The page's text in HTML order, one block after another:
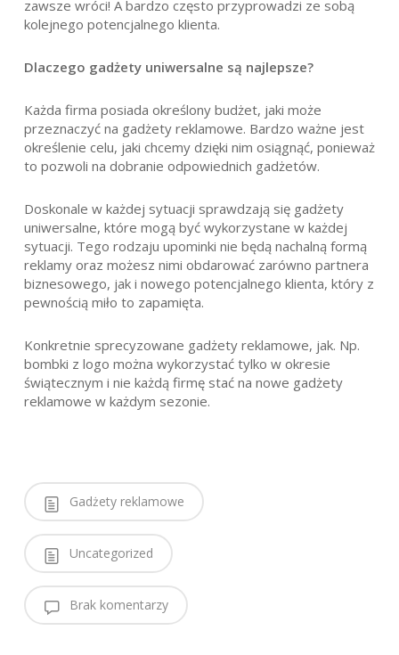
zawsze wróci! A bardzo często przyprowadzi ze sobą
kolejnego potencjalnego klienta.
Dlaczego gadżety uniwersalne są najlepsze?
Każda firma posiada określony budżet, jaki może
przeznaczyć na gadżety reklamowe. Bardzo ważne jest
określenie celu, jaki chcemy dzięki nim osiągnąć, ponieważ
to pozwoli na dobranie odpowiednich gadżetów.
Doskonale w każdej sytuacji sprawdzają się gadżety
uniwersalne, które mogą być wykorzystane w każdej
sytuacji. Tego rodzaju upominki nie będą nachalną formą
reklamy oraz możesz nimi obdarować zarówno partnera
biznesowego, jak i nowego potencjalnego klienta, który z
pewnością miło to zapamięta.
Konkretnie sprecyzowane gadżety reklamowe, jak. Np.
bombki z logo można wykorzystać tylko w okresie
świątecznym i nie każdą firmę stać na nowe gadżety
reklamowe w każdym sezonie.
Gadżety reklamowe
Uncategorized
Brak komentarzy